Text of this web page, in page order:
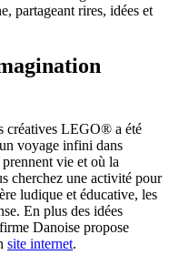
partageant rires, idées et
créatives LEGO® a été
voyage infini dans
vie et où la
cherchez une activité pour
ludique et éducative, les
En plus des idées
Danoise propose
site internet.